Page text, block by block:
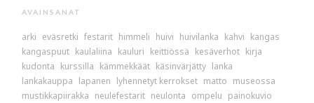
AVAINSANAT
arki eväsretki festarit himmeli huivi huivilanka kahvi kangas
kangaspuut kaulaliina kauluri keittiössä kesäverhot kirja
kudonta kurssilla kämmekkäät käsinvärjätty lanka
lankakauppa lapanen lyhennetyt kerrokset matto museossa
mustikkapiirakka neulefestarit neulonta ompelu painokuvio